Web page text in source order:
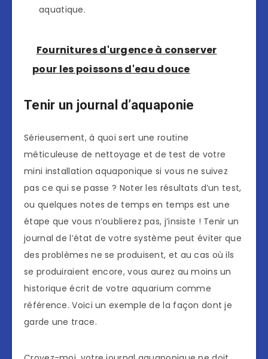
aquatique.
Fournitures d'urgence à conserver
pour les poissons d'eau douce
Tenir un journal d’aquaponie
Sérieusement, à quoi sert une routine
méticuleuse de nettoyage et de test de votre
mini installation aquaponique si vous ne suivez
pas ce qui se passe ? Noter les résultats d’un test,
ou quelques notes de temps en temps est une
étape que vous n’oublierez pas, j’insiste ! Tenir un
journal de l’état de votre système peut éviter que
des problèmes ne se produisent, et au cas où ils
se produiraient encore, vous aurez au moins un
historique écrit de votre aquarium comme
référence. Voici un exemple de la façon dont je
garde une trace.